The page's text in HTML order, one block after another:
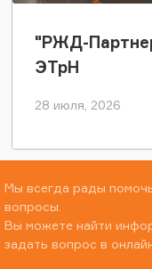
"РЖД-
ЭТрН
28 июля, 2026
Мы всегда рады
вопросы.
Вы можете найти
задать вопрос в